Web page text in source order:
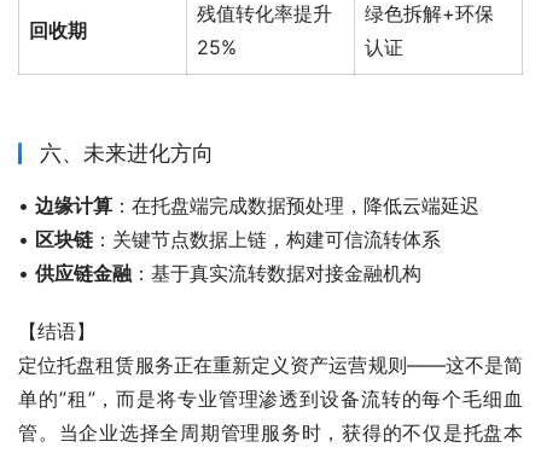
回收期
残值转化率提升
25%
绿色拆解+环保
认证
六、未来进化方向
• 边缘计算 ：在托盘端完成数据预处理，降低云端延迟
• 区块链 ：关键节点数据上链，构建可信流转体系
• 供应链金融 ：基于真实流转数据对接金融机构
【结语】
定位托盘租赁服务正在重新定义资产运营规则——这不是简
单的”租”，而是将专业管理渗透到设备流转的每个毛细血
管。当企业选择全周期管理服务时，获得的不仅是托盘本